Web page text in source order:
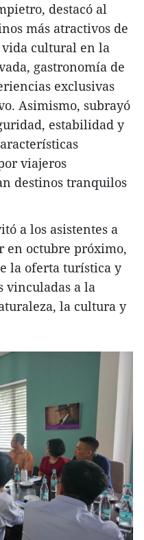
destacó al
más atractivos de
cultural en la
gastronomía de
exclusivas
Asimismo, subrayó
estabilidad y
viajeros
destinos tranquilos
a los asistentes a
en octubre próximo,
la oferta turística y
vinculadas a la
la cultura y